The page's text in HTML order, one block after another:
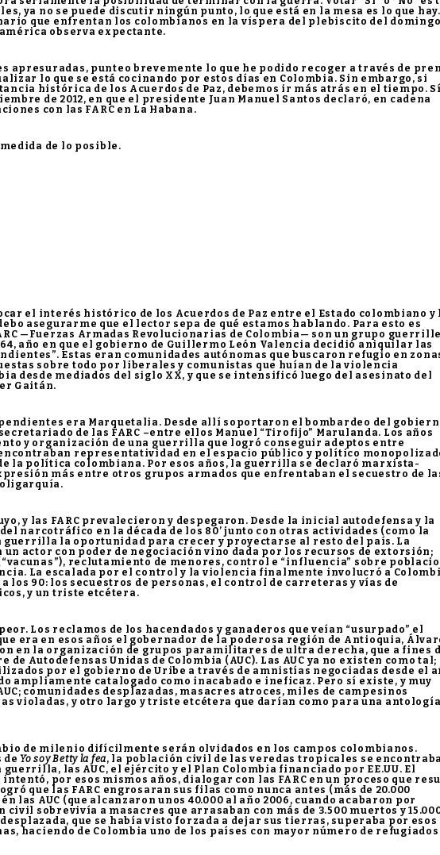
ya no se puede discutir ningún punto, lo que está en la mesa es lo que hay.
que enfrentan los colombianos en la víspera del plebiscito del domingo
observa expectante.
apresuradas, punteo brevemente lo que he podido recoger a través de
lo que se está cocinando por estos días en Colombia. Sin embargo, si
histórica de los Acuerdos de Paz, debemos ir más atrás en el tiempo.
de 2012, en que el presidente Juan Manuel Santos declaró, en cadena
con las FARC en La Habana.
de lo posible.
el interés histórico de los Acuerdos de Paz entre el Estado colombiano y
asegurarme que el lector sepa de qué estamos hablando. Para esto es
—Fuerzas Armadas Revolucionarias de Colombia— son un grupo
año en que el gobierno de Guillermo León Valencia decidió aniquilar las
Estas eran comunidades autónomas que buscaron refugio en
sobre todo por liberales y comunistas que huían de la violencia
desde mediados del siglo XX, y que se intensificó luego del asesinato del
Gaitán.
era Marquetalia. Desde allí soportaron el bombardeo del
de las FARC –entre ellos Manuel “Tirofijo” Marulanda. Los años
y organización de una guerrilla que logró conseguir adeptos entre
representatividad en el espacio público y político
la política colombiana. Por esos años, la guerrilla se declaró marxista-
más entre otros grupos armados que enfrentaban el secuestro de
y las FARC prevalecieron y despegaron. Desde la inicial autodefensa y la
narcotráfico en la década de los 80’ junto con otras actividades (como la
la oportunidad para crecer y proyectarse al resto del país. La
actor con poder de negociación vino dada por los recursos de extorsión;
reclutamiento de menores, control e “influencia” sobre
La escalada por el control y la violencia finalmente involucró a
los 90: los secuestros de personas, el control de carreteras y vías de
y un triste etcétera.
Los reclamos de los hacendados y ganaderos que veían “usurpado” el
era en esos años el gobernador de la poderosa región de Antioquia,
en la organización de grupos paramilitares de ultra derecha, que a fines
de Autodefensas Unidas de Colombia (AUC). Las AUC ya no existen como tal;
por el gobierno de Uribe a través de amnistías negociadas desde el
ampliamente catalogado como inacabado e ineficaz. Pero sí existe, y muy
comunidades desplazadas, masacres atroces, miles de campesinos
violadas, y otro largo y triste etcétera que darían como para una antología
de milenio difícilmente serán olvidados en los campos colombianos.
deYo soy Betty la fea, la población civil de las veredas tropicales se
las AUC, el ejército y el Plan Colombia financiado por EE.UU. El
por esos mismos años, dialogar con las FARC en un proceso que
que las FARC engrosaran sus filas como nunca antes (más de 20.000
las AUC (que alcanzaron unos 40.000 al año 2006, cuando acabaron por
sobrevivía a masacres que arrasaban con más de 3.500 muertos y
que se había visto forzada a dejar sus tierras, superaba por esos
haciendo de Colombia uno de los países con mayor número de refugiados